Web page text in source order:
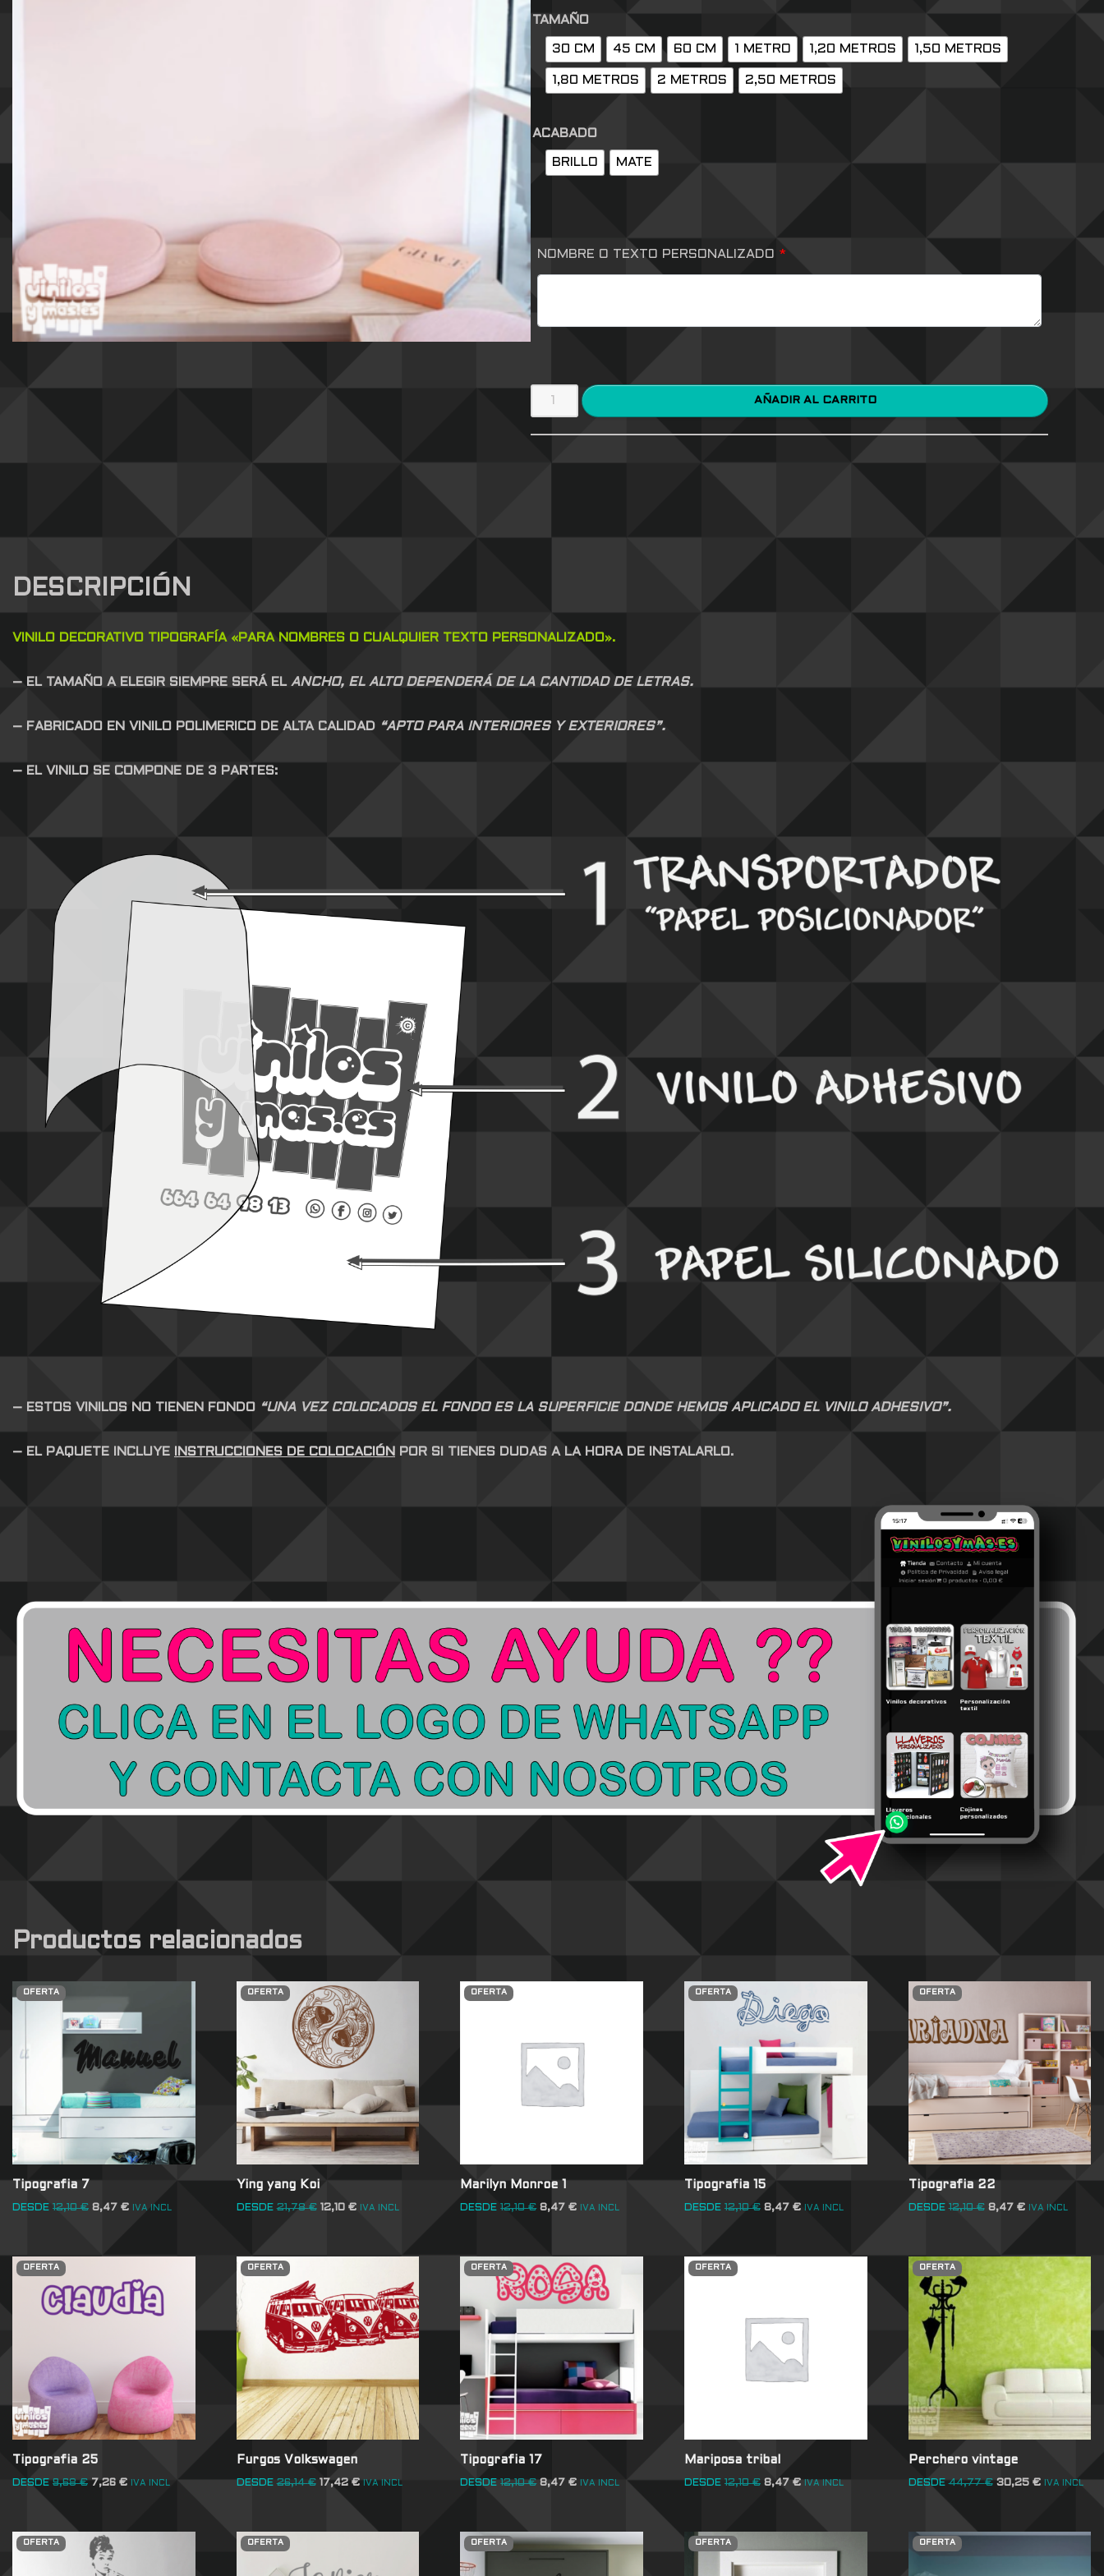
TAMAÑO
30 CM 45 CM 60 CM 1 METRO 1,20 METROS 1,50 METROS
1,80 METROS 2 METROS 2,50 METROS
ACABADO
BRILLO MATE
NOMBRE O TEXTO PERSONALIZADO *
AÑADIR AL CARRITO
DESCRIPCIÓN
VINILO DECORATIVO TIPOGRAFÍA«PARA NOMBRES O CUALQUIER TEXTO PERSONALIZADO».
– EL TAMAÑO A ELEGIR SIEMPRE SERÁ EL ANCHO, EL ALTO DEPENDERÁ DE LA CANTIDAD DE LETRAS.
– FABRICADO EN VINILO POLIMERICO DE ALTA CALIDAD “APTO PARA INTERIORES Y EXTERIORES”.
– EL VINILO SE COMPONE DE 3 PARTES:
– ESTOS VINILOS NO TIENEN FONDO “UNA VEZ COLOCADOS EL FONDO ES LA SUPERFICIE DONDE HEMOS APLICADO EL VINILO ADHESIVO”.
– EL PAQUETE INCLUYE INSTRUCCIONES DE COLOCACIÓN POR SI TIENES DUDAS A LA HORA DE INSTALARLO.
Productos relacionados
OFERTA
Tipografia 7
DESDE 12,10€ 8,47 € IVA INCL
OFERTA
Ying yang Koi
DESDE 21,78€ 12,10 € IVA INCL
OFERTA
Marilyn Monroe 1
DESDE 12,10€ 8,47€ IVA INCL
OFERTA
Tipografia 15
DESDE 12,10€ 8,47 € IVA INCL
OFERTA
Tipografia 22
DESDE 12,10€ 8,47 € IVA INCL
OFERTA
Tipografia 25
DESDE 9,68€ 7,26 € IVA INCL
OFERTA
Furgos Volkswagen
DESDE 26,14€ 17,42 € IVA INCL
OFERTA
Tipografia 17
DESDE 12,10€ 8,47€ IVA INCL
OFERTA
Mariposa tribal
DESDE 12,10€ 8,47 € IVA INCL
OFERTA
Perchero vintage
DESDE 44,77€ 30,25 € IVA INCL
OFERTA OFERTA OFERTA OFERTA OFERTA